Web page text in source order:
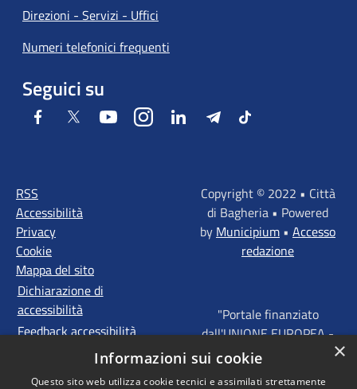
Direzioni - Servizi - Uffici
Numeri telefonici frequenti
Seguici su
Facebook Twitter YoutubeInstagramLinkedIn TelegramTiktok
RSS
Accessibilità
Privacy
Cookie
Mappa del sito
Dichiarazione di
accessibilità
Feedback accessibilità
Copyright © 2022 • Città
di Bagheria • Powered
by Municipium • Accesso
redazione
"Portale finanziato
dall'UNIONE EUROPEA -
FONDI STRUTTURALI
×
Informazioni sui cookie
Questo sito web utilizza cookie tecnici e assimilati strettamente